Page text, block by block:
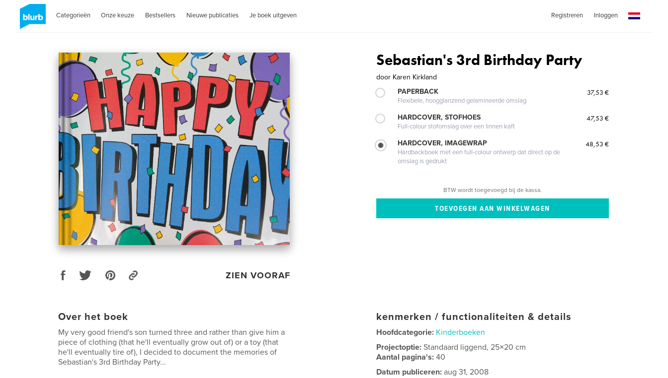
Categorieën Onze keuze Bestsellers Nieuwe publicaties Je boek uitgeven Registreren Inloggen
ZIEN VOORAF
Sebastian's 3rd Birthday Party
door Karen Kirkland
PAPERBACK
Flexibele, hoogglanzend gelamineerde omslag
37,53 €
HARDCOVER, STOFHOES
Full-colour stofomslag over een linnen kaft
47,53 €
HARDCOVER, IMAGEWRAP
Hardbackboek met een full-colour ontwerp dat direct op de
omslag is gedrukt
48,53 €
BTW wordt toegevoegd bij de kassa.
Over het boek
My very good friend's son turned three and rather than give him a
piece of clothing (that he'll eventually grow out of) or a toy (that
he'll eventually tire of), I decided to document the memories of
Sebastian's 3rd Birthday Party...
kenmerken / functionaliteiten & details
Hoofdcategorie: Kinderboeken
Projectoptie:Standaard liggend, 25×20 cm
Aantal pagina's:40
Datum publiceren: aug 31, 2008